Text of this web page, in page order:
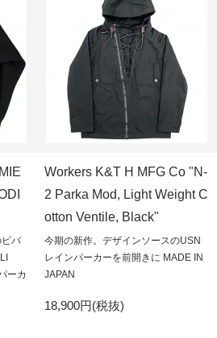
バ
ーカ
Workers K&T H MFG Co "N-
2 Parka Mod, Light Weight C
otton Ventile, Black"
今期の新作。デザインソースのUSN
レインパーカーを前開きに MADE IN
JAPAN
18,900円(税抜)